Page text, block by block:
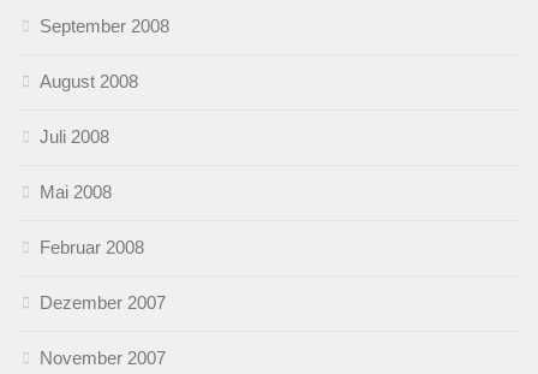
September 2008
August 2008
Juli 2008
Mai 2008
Februar 2008
Dezember 2007
November 2007